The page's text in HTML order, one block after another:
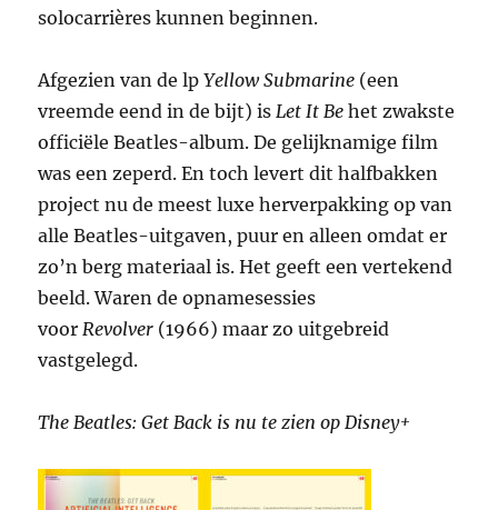
solocarrières kunnen beginnen.
Afgezien van de lpYellow Submarine (een
vreemde eend in de bijt) isLet It Be het zwakste
officiële Beatles-album. De gelijknamige film
was een zeperd. En toch levert dit halfbakken
project nu de meest luxe herverpakking op van
alle Beatles-uitgaven, puur en alleen omdat er
zo’n berg materiaal is. Het geeft een vertekend
beeld. Waren de opnamesessies
voorRevolver (1966) maar zo uitgebreid
vastgelegd.
The Beatles: Get Back is nu te zien op Disney+